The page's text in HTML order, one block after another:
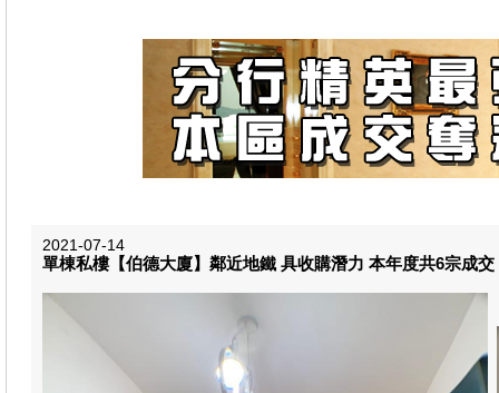
2021-07-14
單棟私樓【伯德大廈】鄰近地鐵 具收購潛力 本年度共6宗成